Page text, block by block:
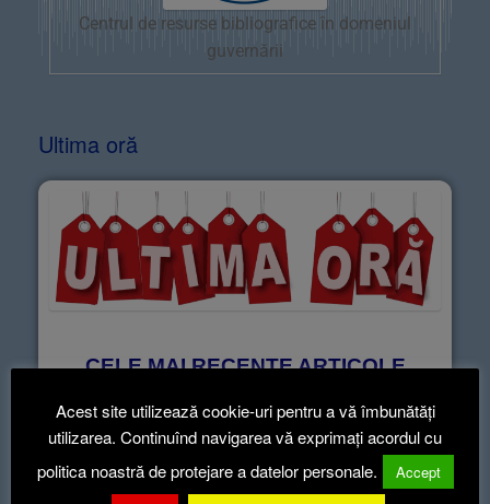
Centrul de resurse bibliografice în domeniul
guvernării
Ultima oră
CELE MAI RECENTE ARTICOLE
Articole recente
Acest site utilizează cookie-uri pentru a vă îmbunătăți
utilizarea. Continuînd navigarea vă exprimați acordul cu
politica noastră de protejare a datelor personale.
Accept